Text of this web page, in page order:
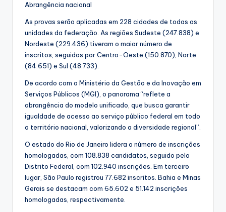
Abrangência nacional
As provas serão aplicadas em 228 cidades de todas as
unidades da federação. As regiões Sudeste (247.838) e
Nordeste (229.436) tiveram o maior número de
inscritos, seguidas por Centro-Oeste (150.870), Norte
(84.651) e Sul (48.733).
De acordo com o Ministério da Gestão e da Inovação em
Serviços Públicos (MGI), o panorama “reflete a
abrangência do modelo unificado, que busca garantir
igualdade de acesso ao serviço público federal em todo
o território nacional, valorizando a diversidade regional”.
O estado do Rio de Janeiro lidera o número de inscrições
homologadas, com 108.838 candidatos, seguido pelo
Distrito Federal, com 102.940 inscrições. Em terceiro
lugar, São Paulo registrou 77.682 inscritos. Bahia e Minas
Gerais se destacam com 65.602 e 51.142 inscrições
homologadas, respectivamente.